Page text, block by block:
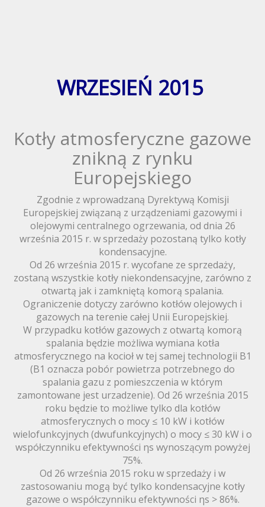
WRZESIEŃ 2015
Kotły atmosferyczne gazowe
znikną z rynku
Europejskiego
Zgodnie z wprowadzaną Dyrektywą Komisji
Europejskiej związaną z urządzeniami gazowymi i
olejowymi centralnego ogrzewania, od dnia 26
września 2015 r. w sprzedaży pozostaną tylko kotły
kondensacyjne.
Od 26 września 2015 r. wycofane ze sprzedaży,
zostaną wszystkie kotły niekondensacyjne, zarówno z
otwartą jak i zamkniętą komorą spalania.
Ograniczenie dotyczy zarówno kotłów olejowych i
gazowych na terenie całej Unii Europejskiej.
W przypadku kotłów gazowych z otwartą komorą
spalania będzie możliwa wymiana kotła
atmosferycznego na kocioł w tej samej technologii B1
(B1 oznacza pobór powietrza potrzebnego do
spalania gazu z pomieszczenia w którym
zamontowane jest urzadzenie). Od 26 września 2015
roku będzie to możliwe tylko dla kotłów
atmosferycznych o mocy ≤ 10 kW i kotłów
wielofunkcyjnych (dwufunkcyjnych) o mocy ≤ 30 kW i o
współczynniku efektywności ηs wynoszącym powyżej
75%.
Od 26 września 2015 roku w sprzedaży i w
zastosowaniu mogą być tylko kondensacyjne kotły
gazowe o współczynniku efektywności ηs > 86%.